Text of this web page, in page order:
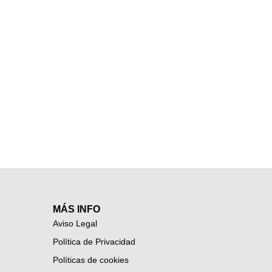
MÁS INFO
Aviso Legal
Política de Privacidad
Políticas de cookies